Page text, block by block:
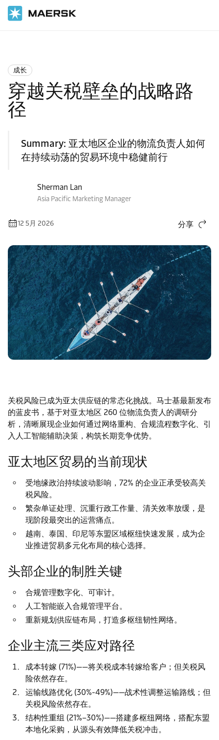
成长
穿越关税壁垒的战略路
径
Summary: 亚太地区企业的物流负责人如何
在持续动荡的贸易环境中稳健前行
Sherman Lan
Asia Pacific Marketing Manager
12 5月 2026 分享
关税风险已成为亚太供应链的常态化挑战。马士基最新发布
的蓝皮书，基于对亚太地区 260 位物流负责人的调研分
析，清晰展现企业如何通过网络重构、合规流程数字化、引
入人工智能辅助决策，构筑长期竞争优势。
亚太地区贸易的当前现状
受地缘政治持续波动影响，72% 的企业正承受较高关
税风险。
繁杂单证处理、沉重行政工作量、清关效率放缓，是
现阶段最突出的运营痛点。
越南、泰国、印尼等东盟区域枢纽快速发展，成为企
业推进贸易多元化布局的核心选择。
头部企业的制胜关键
合规管理数字化、可审计。
人工智能嵌入合规管理平台。
重新规划供应链布局，打造多枢纽韧性网络。
企业主流三类应对路径
成本转嫁 (71%)——将关税成本转嫁给客户；但关税风
险依然存在。
运输线路优化 (30%-49%)——战术性调整运输路线；但
关税风险依然存在。
结构性重组 (21%–30%)——搭建多枢纽网络，搭配东盟
本地化采购，从源头有效降低关税冲击。